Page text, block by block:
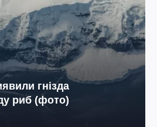
гнізда
риб (фото)